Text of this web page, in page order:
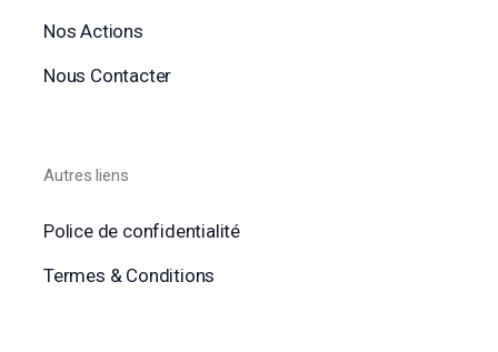
Nos Actions
Nous Contacter
Autres liens
Police de confidentialité
Termes & Conditions